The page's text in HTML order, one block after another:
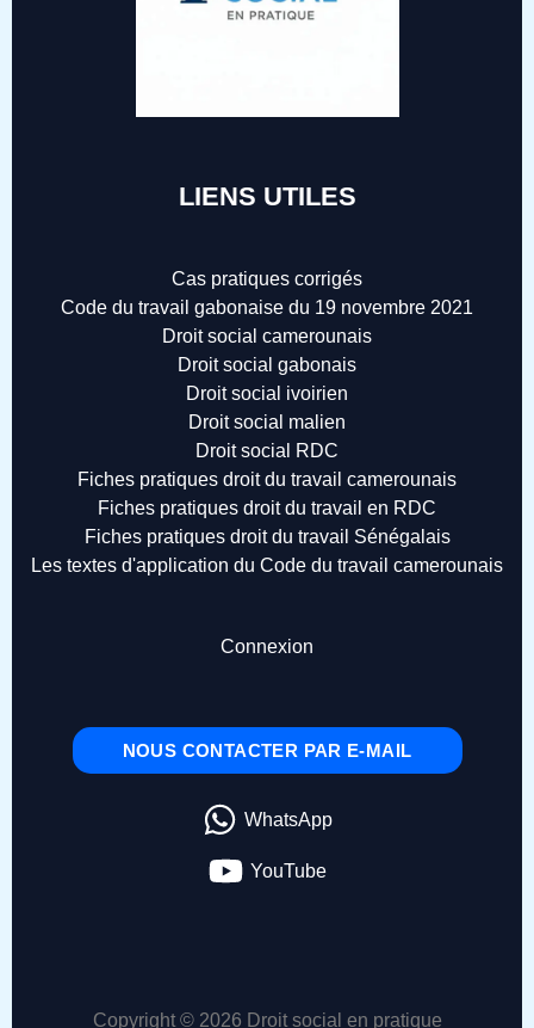
LIENS UTILES
Cas pratiques corrigés
Code du travail gabonaise du 19 novembre 2021
Droit social camerounais
Droit social gabonais
Droit social ivoirien
Droit social malien
Droit social RDC
Fiches pratiques droit du travail camerounais
Fiches pratiques droit du travail en RDC
Fiches pratiques droit du travail Sénégalais
Les textes d'application du Code du travail camerounais
Connexion
NOUS CONTACTER PAR E-MAIL
WhatsApp
YouTube
Copyright © 2026 Droit social en pratique